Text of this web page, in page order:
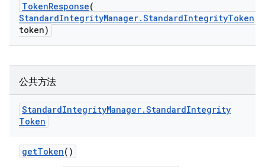
TokenResponse(
StandardIntegrityManager.StandardIntegrityToken
token)
公共方法
StandardIntegrityManager.StandardIntegrity
Token
getToken()